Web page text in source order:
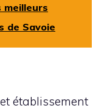
meilleurs
de Savoie
établissement